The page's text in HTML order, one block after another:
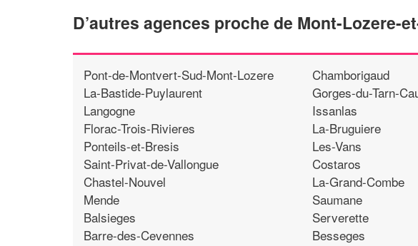
D’autres agences proche de Mont-Lozere-
Pont-de-Montvert-Sud-Mont-Lozere
La-Bastide-Puylaurent
Langogne
Florac-Trois-Rivieres
Ponteils-et-Bresis
Saint-Privat-de-Vallongue
Chastel-Nouvel
Mende
Balsieges
Barre-des-Cevennes
Chamborigaud
Gorges-du-Tarn-
Issanlas
La-Bruguiere
Les-Vans
Costaros
La-Grand-Combe
Saumane
Serverette
Besseges